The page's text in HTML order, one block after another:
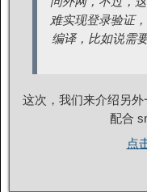
难实现登录验证
编译，比如说需
这次，我们来介绍另外
配合
点